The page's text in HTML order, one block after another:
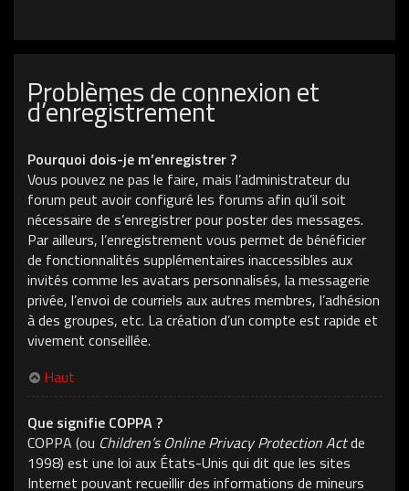
Problèmes de connexion et
d’enregistrement
Pourquoi dois-je m’enregistrer ?
Vous pouvez ne pas le faire, mais l’administrateur du
forum peut avoir configuré les forums afin qu’il soit
nécessaire de s’enregistrer pour poster des messages.
Par ailleurs, l’enregistrement vous permet de bénéficier
de fonctionnalités supplémentaires inaccessibles aux
invités comme les avatars personnalisés, la messagerie
privée, l’envoi de courriels aux autres membres, l’adhésion
à des groupes, etc. La création d’un compte est rapide et
vivement conseillée.
Haut
Que signifie COPPA ?
COPPA (ou Children’s Online Privacy Protection Actde
1998) est une loi aux États-Unis qui dit que les sites
Internet pouvant recueillir des informations de mineurs